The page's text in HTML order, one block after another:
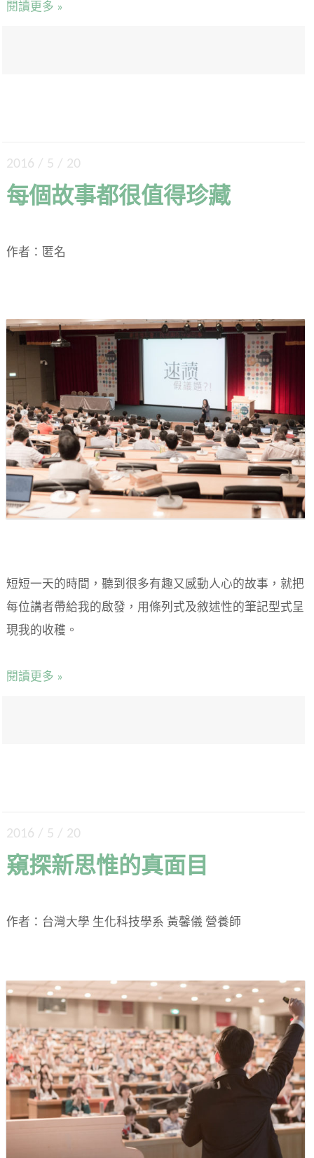
閱讀更多 »
2016 / 5 / 20
每個故事都很值得珍藏
作者：匿名
短短一天的時間，聽到很多有趣又感動人心的故事，就把
每位講者帶給我的啟發，用條列式及敘述性的筆記型式呈
現我的收穫。
閱讀更多 »
2016 / 5 / 20
窺探新思惟的真面目
作者：台灣大學 生化科技學系 黃馨儀 營養師